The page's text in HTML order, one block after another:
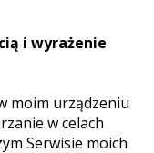
i wyrażenie
moim urządzeniu
w celach
Serwisie moich